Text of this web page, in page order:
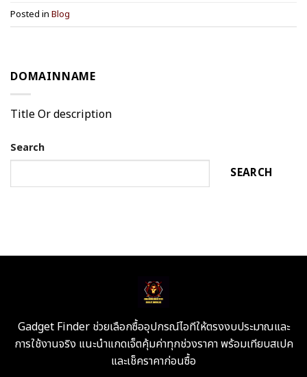
Posted in Blog
DOMAINNAME
Title Or description
Search
SEARCH
Gadget Finder ช่วยเลือกซื้ออุปกรณ์ไอทีให้ตรงงบประมาณและ
การใช้งานจริง แนะนำแกดเจ็ตคุ้มค่าทุกช่วงราคา พร้อมเทียบสเปค
และเช็คราคาก่อนซื้อ